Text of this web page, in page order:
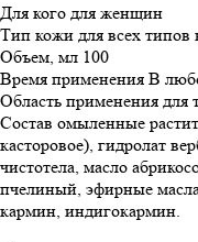
Для кого для женщин
Тип кожи для всех типов
Объем, мл 100
Время применения В
Область применения для
Состав омыленные
касторовое), гидролат
чистотела, масло
пчелиный, эфирные
кармин, индигокармин.